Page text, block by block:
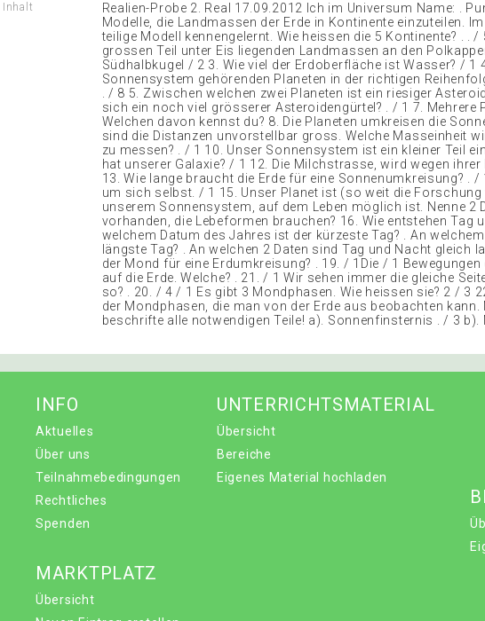
Inhalt
Realien-Probe 2. Real 17.09.2012 Ich im Universum Name: .
Modelle, die Landmassen der Erde in Kontinente einzuteilen.
teilige Modell kennengelernt. Wie heissen die 5 Kontinente? . . /
grossen Teil unter Eis liegenden Landmassen an den
Südhalbkugel / 2 3. Wie viel der Erdoberfläche ist Wasser? / 1
Sonnensystem gehörenden Planeten in der richtigen
. / 8 5. Zwischen welchen zwei Planeten ist ein riesiger
sich ein noch viel grösserer Asteroidengürtel? . / 1 7. Mehrere
Welchen davon kennst du? 8. Die Planeten umkreisen die
sind die Distanzen unvorstellbar gross. Welche Masseinheit
zu messen? . / 1 10. Unser Sonnensystem ist ein kleiner Teil
hat unserer Galaxie? / 1 12. Die Milchstrasse, wird wegen ihrer
13. Wie lange braucht die Erde für eine Sonnenumkreisung? . /
um sich selbst. / 1 15. Unser Planet ist (so weit die Forschung
unserem Sonnensystem, auf dem Leben möglich ist. Nenne 2
vorhanden, die Lebeformen brauchen? 16. Wie entstehen Tag
welchem Datum des Jahres ist der kürzeste Tag? . An
längste Tag? . An welchen 2 Daten sind Tag und Nacht gleich
der Mond für eine Erdumkreisung? . 19. / 1Die / 1
auf die Erde. Welche? . 21. / 1 Wir sehen immer die gleiche
so? . 20. / 4 / 1 Es gibt 3 Mondphasen. Wie heissen sie? 2 / 3
der Mondphasen, die man von der Erde aus beobachten kann.
beschrifte alle notwendigen Teile! a). Sonnenfinsternis . / 3
INFO
Aktuelles
Über uns
Teilnahmebedingungen
Rechtliches
Spenden
UNTERRICHTSMATERIAL
Übersicht
Bereiche
Eigenes Material hochladen
MARKTPLATZ
Übersicht